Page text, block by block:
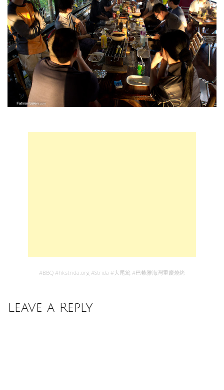
#BBQ #hkstrida.org #Strida #大尾篤 #巴希雅海灣重慶燒烤
Leave a Reply